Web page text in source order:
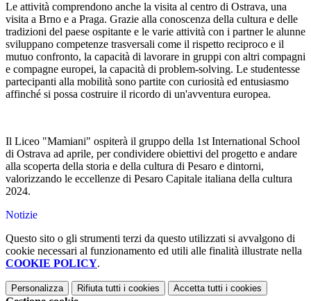
Le attività comprendono anche la visita al centro di Ostrava, una
visita a Brno e a Praga. Grazie alla conoscenza della cultura e delle
tradizioni del paese ospitante e le varie attività con i partner le alunne
sviluppano competenze trasversali come il rispetto reciproco e il
mutuo confronto, la capacità di lavorare in gruppi con altri compagni
e compagne europei, la capacità di problem-solving. Le studentesse
partecipanti alla mobilità sono partite con curiosità ed entusiasmo
affinché si possa costruire il ricordo di un'avventura europea.
Il Liceo "Mamiani" ospiterà il gruppo della 1st International School
di Ostrava ad aprile, per condividere obiettivi del progetto e andare
alla scoperta della storia e della cultura di Pesaro e dintorni,
valorizzando le eccellenze di Pesaro Capitale italiana della cultura
2024.
Notizie
Questo sito o gli strumenti terzi da questo utilizzati si avvalgono di
cookie necessari al funzionamento ed utili alle finalità illustrate nella
COOKIE POLICY.
Personalizza Rifiuta tutti i cookies Accetta tutti i cookies